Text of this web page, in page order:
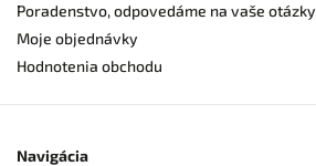
Poradenstvo, odpovedáme na vaše otázky
Moje objednávky
Hodnotenia obchodu
Navigácia